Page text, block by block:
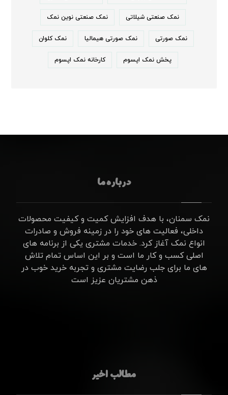
نمک صنعتی شیلاتی نمک صنعتی نوین نمک
نمک صورتی نمک صورتی هیمالیا نمک کلوان
پخش نمک اپسوم کارخانه نمک اپسوم
درباره ما
نمک سمنان، با هدف افزایش کمیت و کیفیت محصولات
داخلی، فعالیت های خود را در زمینه فروش و صادرات
انواع نمک آغاز کرد. خدمات مشتری یکی از برنامه های
اصلی کسب و کار ما است و بر این اساس تمام تلاش
های ما برای جلب رضایت مشتری و تجربه خرید خوب در
ذهن مشتریان عزیز است
مطالب اخیر